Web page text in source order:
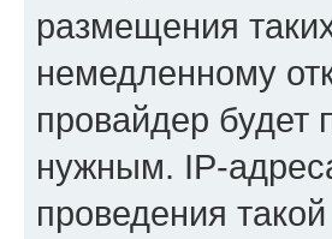
размещения
немедленному
провайдер будет
нужным. IP-
проведения